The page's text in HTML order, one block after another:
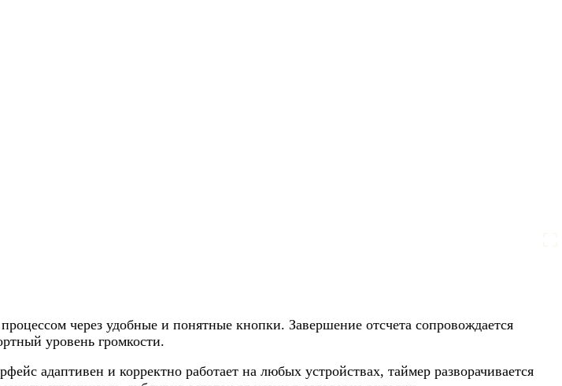
через удобные и понятные кнопки. Завершение отсчета сопровождается
уровень громкости.
адаптивен и корректно работает на любых устройствах, таймер разворачивается